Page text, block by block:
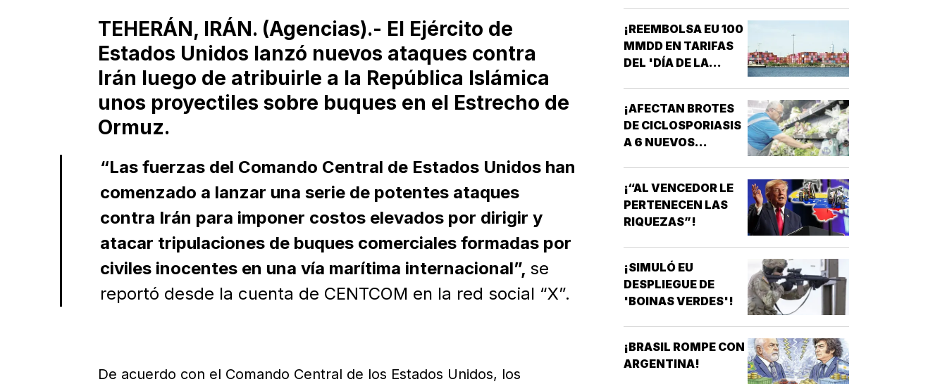
TEHERÁN, IRÁN. (Agencias).- El Ejército de
Estados Unidos lanzó nuevos ataques contra
Irán luego de atribuirle a la República Islámica
unos proyectiles sobre buques en el Estrecho de
Ormuz.
“Las fuerzas del Comando Central de Estados Unidos han
comenzado a lanzar una serie de potentes ataques
contra Irán para imponer costos elevados por dirigir y
atacar tripulaciones de buques comerciales formadas por
civiles inocentes en una vía marítima internacional”, se
reportó desde la cuenta de CENTCOM en la red social “X”.
De acuerdo con el Comando Central de los Estados Unidos, los
¡REEMBOLSA EU 100
MMDD EN TARIFAS
DEL 'DÍA DE LA
¡AFECTAN BROTES
DE CICLOSPORIASIS
A 6 NUEVOS
¡“AL VENCEDOR LE
PERTENECEN LAS
RIQUEZAS”!
¡SIMULÓ EU
DESPLIEGUE DE
'BOINAS VERDES'!
¡BRASIL ROMPE CON
ARGENTINA!